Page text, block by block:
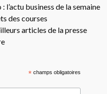
l’actu business de la semaine
des courses
articles de la presse
*champs obligatoires